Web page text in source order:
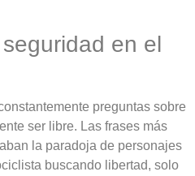
en el
preguntas sobre
ser libre. Las frases más
la paradoja de personajes
buscando libertad, solo